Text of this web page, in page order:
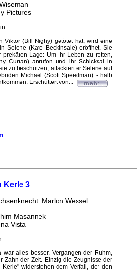
Pictures
Viktor (Bill Nighy) getötet hat, wird eine
Selene (Kate Beckinsale) eröffnet. Sie
Lage: Um ihr Leben zu retten,
Curran) anrufen und ihr Schicksal in
zu beschützen, attackiert er Selene auf
Michael (Scott Speedman) - halb
Erschüttert von...
Kerle 3
Marlon Wessel
Masannek
Vista
war alles besser. Vergangen der Ruhm,
Zahn der Zeit. Einzig die Zeugnisse der
widerstehen dem Verfall, der den